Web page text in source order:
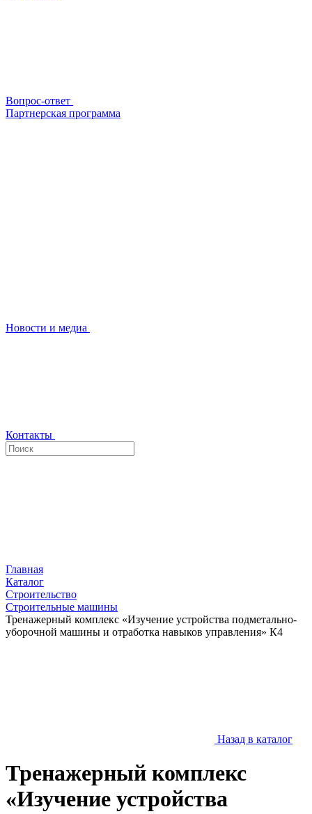
Вопрос-ответ
Партнерская программа
Новости и медиа
Контакты
Главная
Каталог
Строительство
Строительные машины
Тренажерный комплекс «Изучение устройства подметально-
уборочной машины и отработка навыков управления» К4
Назад в каталог
Тренажерный комплекс
«Изучение устройства